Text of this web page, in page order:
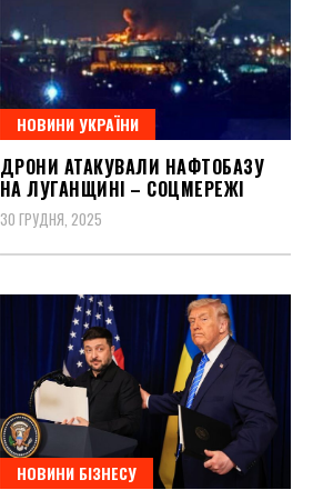
НОВИНИ УКРАЇНИ
ДРОНИ АТАКУВАЛИ НАФТОБАЗУ
НА ЛУГАНЩИНІ – СОЦМЕРЕЖІ
30 ГРУДНЯ, 2025
НОВИНИ БІЗНЕСУ